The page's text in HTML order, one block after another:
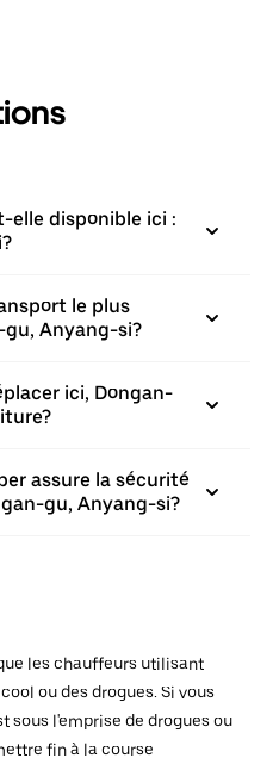
elle disponible ici :
le plus
gu, Anyang-si?
ici, Dongan-
assure la sécurité
gu, Anyang-si?
les chauffeurs utilisant
ou des drogues. Si vous
sous l'emprise de drogues ou
fin à la course